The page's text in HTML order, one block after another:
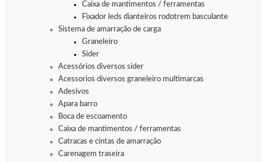
Caixa de mantimentos / ferramentas
Fixador leds dianteiros rodotrem basculante
Sistema de amarração de carga
Graneleiro
Sider
Acessórios diversos sider
Acessorios diversos graneleiro multimarcas
Adesivos
Apara barro
Boca de escoamento
Caixa de mantimentos / ferramentas
Catracas e cintas de amarração
Carenagem traseira